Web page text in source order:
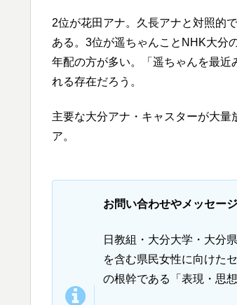
2位が花田アナ。久長アナと対照的
ある。3位が遥ちゃんことNHK大分
年配の方が多い。「遥ちゃんを最近
れる存在だろう。
主要な大分アナ・キャスターが大
ア。
お問い合わせやメッセー
日教組・大分大学・大分
を含む県民女性に向けた
の根幹である「表現・思